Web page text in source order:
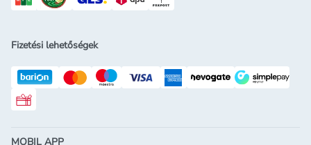
Fizetési lehetőségek
Rossmann ajándékkártya
MOBIL APP